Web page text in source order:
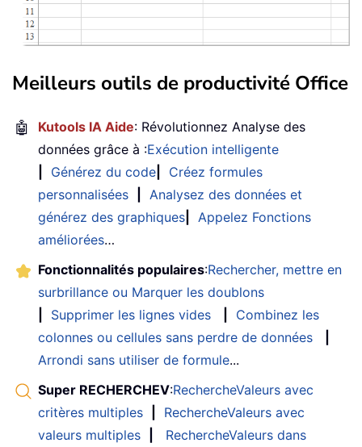
Meilleurs outils de productivité Office
🤖 Kutools IA Aide: Révolutionnez Analyse des
données grâce à :Exécution intelligente
Générez du code
Créez formules
personnalisées
Analysez des données et
générez des graphiques
Appelez Fonctions
améliorées…
Fonctionnalités populaires:Rechercher, mettre en
surbrillance ou Marquer les doublons
Supprimer les lignes vides
Combinez les
colonnes ou cellules sans perdre de données
Arrondi sans utiliser de formule...
Super RECHERCHEV:RechercheValeurs avec
critères multiples
RechercheValeurs avec
valeurs multiples
RechercheValeurs dans